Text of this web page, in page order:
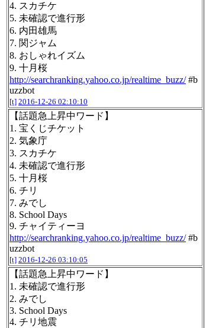
4. スカチケ
5. 未確認で進行形
6. 内田雄馬
7. 関ジャム
8. おしゃれイズム
9. 十月桜
http://searchranking.yahoo.co.jp/realtime_buzz/#b
uzzbot
[t] 2016-12-26 02:10:10
【話題急上昇中ワード】
1. 宝くじチケット
2. 気象庁
3. スカチケ
4. 未確認で進行形
5. 十月桜
6. チリ
7. みでし
8. School Days
9. チャイティーヨ
http://searchranking.yahoo.co.jp/realtime_buzz/#b
uzzbot
[t] 2016-12-26 03:10:05
【話題急上昇中ワード】
1. 未確認で進行形
2. みでし
3. School Days
4. チリ地震